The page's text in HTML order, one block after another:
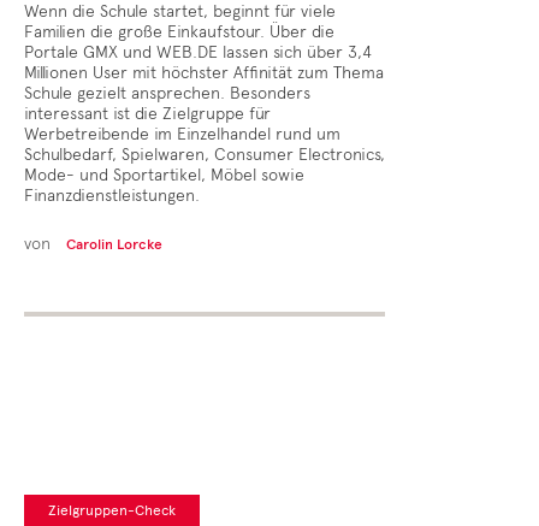
Wenn die Schule startet, beginnt für viele
Familien die große Einkaufstour. Über die
Portale GMX und WEB.DE lassen sich über 3,4
Millionen User mit höchster Affinität zum Thema
Schule gezielt ansprechen. Besonders
interessant ist die Zielgruppe für
Werbetreibende im Einzelhandel rund um
Schulbedarf, Spielwaren, Consumer Electronics,
Mode- und Sportartikel, Möbel sowie
Finanzdienstleistungen.
von Carolin Lorcke
Zielgruppen-Check